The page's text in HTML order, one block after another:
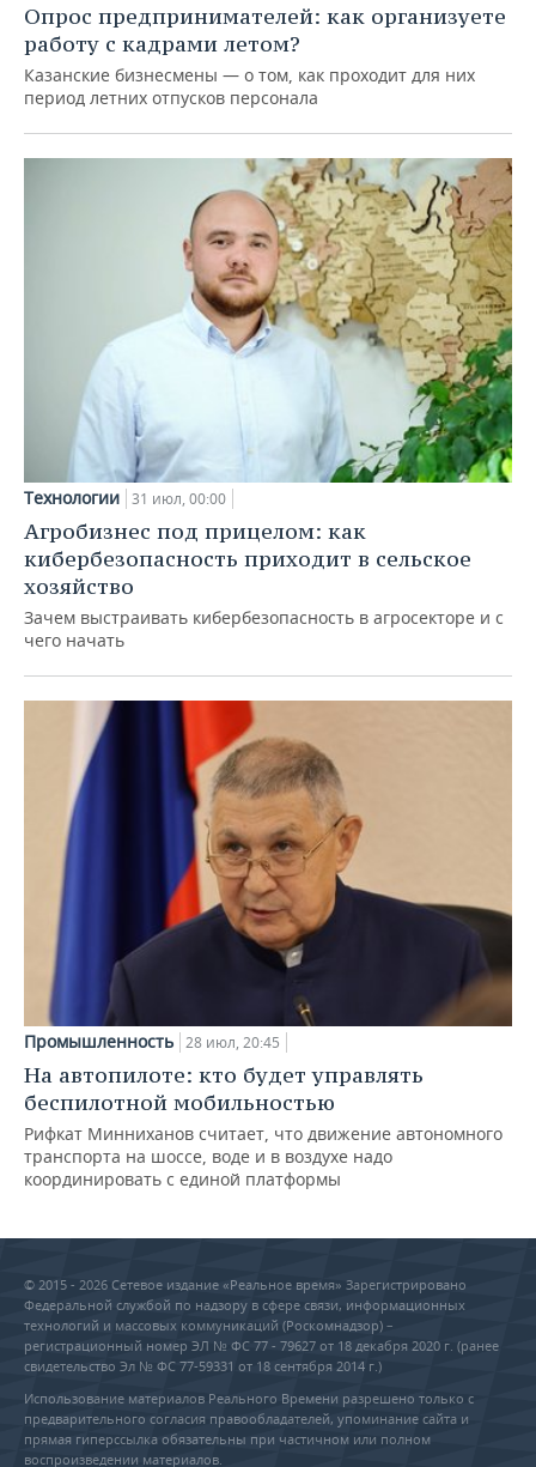
Опрос предпринимателей: как организуете
работу с кадрами летом?
Казанские бизнесмены — о том, как проходит для них
период летних отпусков персонала
Технологии 31 июл, 00:00
Агробизнес под прицелом: как
кибербезопасность приходит в сельское
хозяйство
Зачем выстраивать кибербезопасность в агросекторе и с
чего начать
Промышленность 28 июл, 20:45
На автопилоте: кто будет управлять
беспилотной мобильностью
Рифкат Минниханов считает, что движение автономного
транспорта на шоссе, воде и в воздухе надо
координировать с единой платформы
© 2015 - 2026 Сетевое издание «Реальное время» Зарегистрировано
Федеральной службой по надзору в сфере связи, информационных
технологий и массовых коммуникаций (Роскомнадзор) –
регистрационный номер ЭЛ № ФС 77 - 79627 от 18 декабря 2020 г. (ранее
свидетельство Эл № ФС 77-59331 от 18 сентября 2014 г.)
Использование материалов Реального Времени разрешено только с
предварительного согласия правообладателей, упоминание сайта и
прямая гиперссылка обязательны при частичном или полном
воспроизведении материалов.